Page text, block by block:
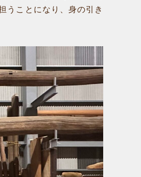
うことになり、身の引き